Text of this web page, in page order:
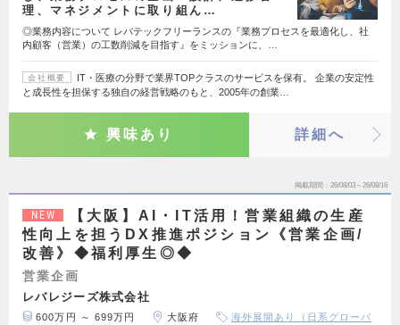
理、マネジメントに取り組ん…
◎業務内容について レバテックフリーランスの『業務プロセスを最適化し、社
内顧客（営業）の工数削減を目指す』をミッションに、…
会社概要
IT・医療の分野で業界TOPクラスのサービスを保有。 企業の安定性
と成長性を担保する独自の経営戦略のもと、2005年の創業…
興味あり 詳細へ
掲載期間 26/08/03～26/08/16
NEW
【大阪】AI・IT活用！営業組織の生産
性向上を担うDX推進ポジション《営業企画/
改善》◆福利厚生◎◆
営業企画
レバレジーズ株式会社
600万円 ～ 699万円 大阪府
海外展開あり（日系グローバ